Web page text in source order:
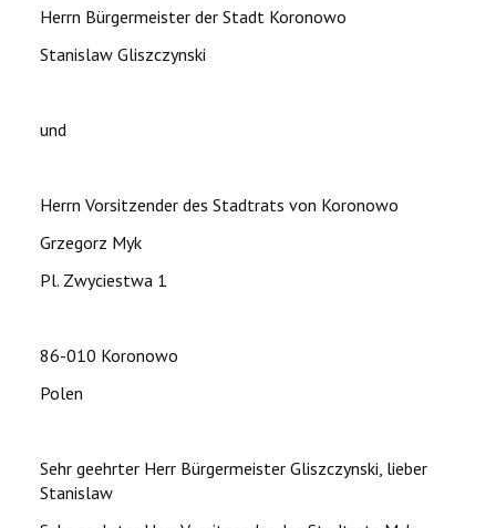
Herrn Bürgermeister der Stadt Koronowo
Stanislaw Gliszczynski
und
Herrn Vorsitzender des Stadtrats von Koronowo
Grzegorz Myk
Pl. Zwyciestwa 1
86-010 Koronowo
Polen
Sehr geehrter Herr Bürgermeister Gliszczynski, lieber
Stanislaw